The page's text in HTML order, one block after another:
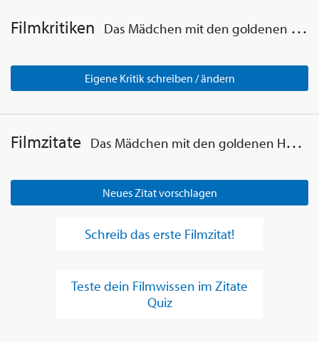
Filmkritiken Das Mädchen mit den goldenen Händen
Eigene Kritik schreiben / ändern
Filmzitate Das Mädchen mit den goldenen Händen
Neues Zitat vorschlagen
Schreib das erste Filmzitat!
Teste dein Filmwissen im Zitate
Quiz